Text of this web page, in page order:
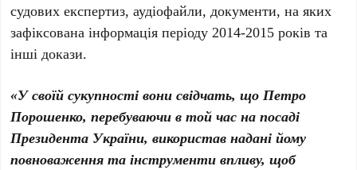
судових експертиз, аудіофайли, документи, на яких
зафіксована інформація періоду 2014-2015 років та
інші докази.
«У своїй сукупності вони свідчать, що Петро
Порошенко, перебуваючи в той час на посаді
Президента України, використав надані йому
повноваження та інструменти впливу, щоб